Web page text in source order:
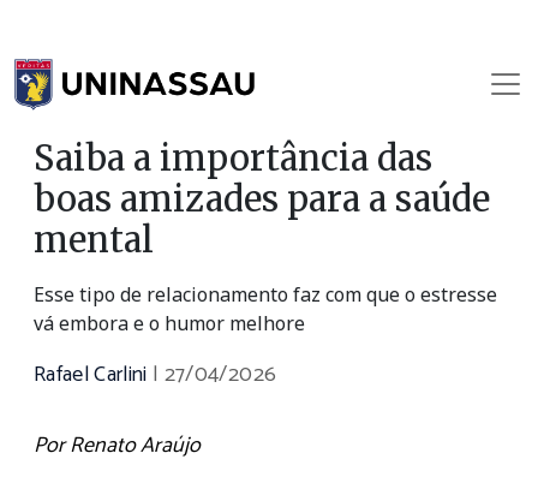
Saiba a importância das
boas amizades para a saúde
mental
Esse tipo de relacionamento faz com que o estresse
vá embora e o humor melhore
Rafael Carlini | 27/04/2026
Por Renato Araújo